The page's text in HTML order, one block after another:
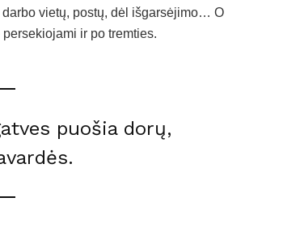
vietų, postų, dėl išgarsėjimo… O
ir po tremties.
puošia dorų,